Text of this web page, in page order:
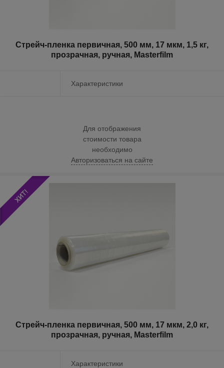
Стрейч-пленка первичная, 500 мм, 17 мкм, 1,5 кг,
прозрачная, ручная, Masterfilm
Характеристики
Для отображения
стоимости товара
необходимо
Авторизоваться на сайте
Стрейч-пленка первичная, 500 мм, 17 мкм, 2,0 кг,
прозрачная, ручная, Masterfilm
Характеристики